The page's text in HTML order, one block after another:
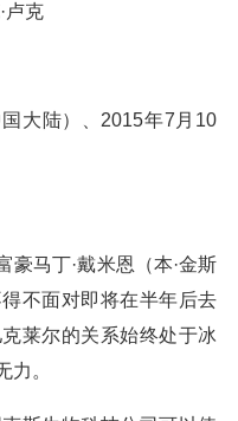
卢克
大陆）、2015年7月10
豪马丁·戴米恩（本·金斯
不面对即将在半年后去
莱尔的关系始终处于冰
力。